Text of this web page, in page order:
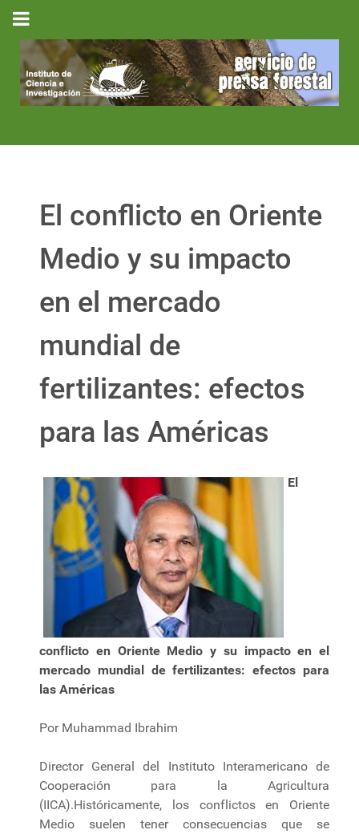
El conflicto en Oriente
Medio y su impacto
en el mercado
mundial de
fertilizantes: efectos
para las Américas
El
conflicto en Oriente Medio y su impacto en el
mercado mundial de fertilizantes: efectos para
las Américas
Por Muhammad Ibrahim
Director General del Instituto Interamericano de
Cooperación para la Agricultura
(IICA).Históricamente, los conflictos en Oriente
Medio suelen tener consecuencias que se